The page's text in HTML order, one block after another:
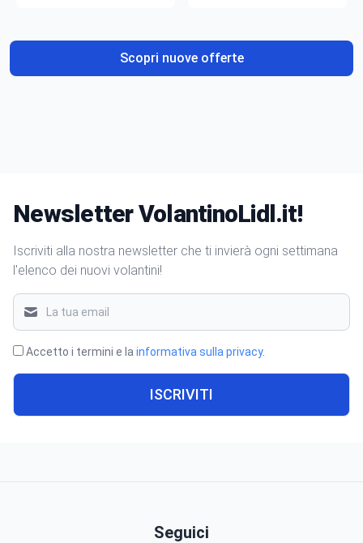
Scopri nuove offerte
Newsletter VolantinoLidl.it!
Iscriviti alla nostra newsletter che ti invierà ogni settimana
l'elenco dei nuovi volantini!
Accetto i termini e la informativa sulla privacy.
ISCRIVITI
Seguici